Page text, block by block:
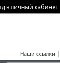
в личный кабинет
Наши ссылки |